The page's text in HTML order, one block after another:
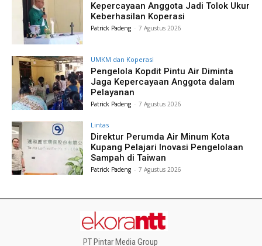
Kepercayaan Anggota Jadi Tolok Ukur
Keberhasilan Koperasi
Patrick Padeng - 7 Agustus 2026
UMKM dan Koperasi
Pengelola Kopdit Pintu Air Diminta
Jaga Kepercayaan Anggota dalam
Pelayanan
Patrick Padeng - 7 Agustus 2026
Lintas
Direktur Perumda Air Minum Kota
Kupang Pelajari Inovasi Pengelolaan
Sampah di Taiwan
Patrick Padeng - 7 Agustus 2026
PT Pintar Media Group